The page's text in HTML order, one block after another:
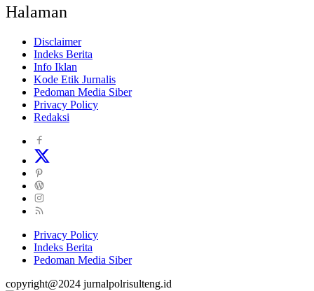
Halaman
Disclaimer
Indeks Berita
Info Iklan
Kode Etik Jurnalis
Pedoman Media Siber
Privacy Policy
Redaksi
Privacy Policy
Indeks Berita
Pedoman Media Siber
copyright@2024 jurnalpolrisulteng.id